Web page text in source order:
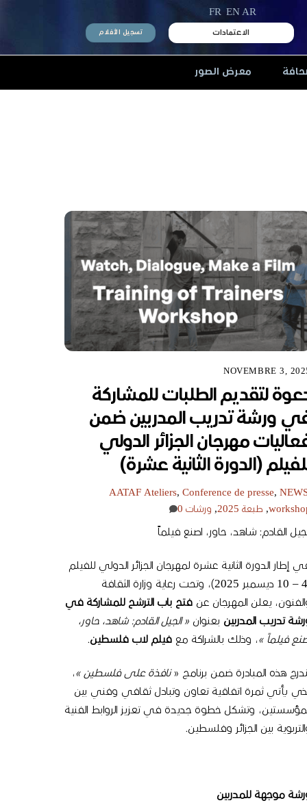
AR
EN
FR
الاعتمادات تسجيل الأفلام
معرض الصور
NOVEMBRE 3,
لتقديم الطلبات للمشاركة
ورشة تدريب المدربين ضمن
مهرجان الجزائر الدولي
(الدورة الثانية عشرة)
AATAF Ateliers, Conference de presse,
, طبعة 2025 , ورشات 0
القادم: شاهد، حاور، اصنع فيلماً
إطار الدورة الثانية عشرة لمهرجان الجزائر الدولي للفيلم
(4 – 10 ديسمبر 2025)، وتحت رعاية وزارة الثقافة
يعلن المهرجان عنفتح باب الترشح للمشاركة في
تدريب المدربين بعنوان« الجيل القادم: شاهد، حاور،
فيلماً »، وذلك بالشراكة معفيلم لاب فلسطين.
هذه المبادرة ضمن برنامج «نافذة على فلسطين »،
يأتي ثمرة اتفاقية تعاون وتبادل ثقافي وفني بين
وتشكل خطوة جديدة في تعزيز الروابط الفنية
بين الجزائر وفلسطين.
موجهة للمدربين